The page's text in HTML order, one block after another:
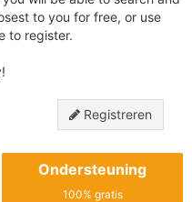
to you for free, or use
to register.
Registreren
Ondersteuning
100% gratis